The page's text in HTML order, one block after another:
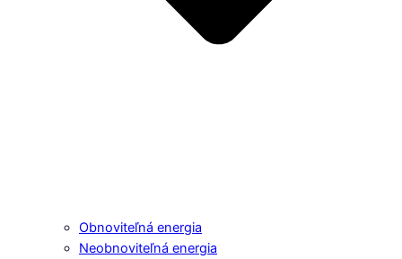
Obnoviteľná energia
Neobnoviteľná energia